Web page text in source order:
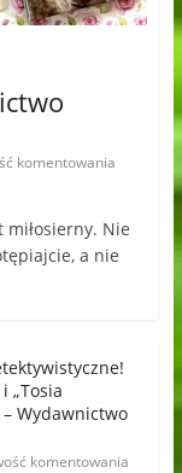
komentowania
miłosierny. Nie
a nie
„Tosia
Wydawnictwo
komentowania